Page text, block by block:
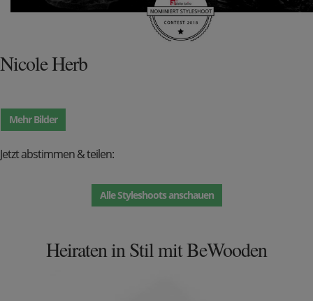
Nicole Herb
Mehr Bilder
Jetzt abstimmen & teilen:
Alle Styleshoots anschauen
Heiraten in Stil mit BeWooden